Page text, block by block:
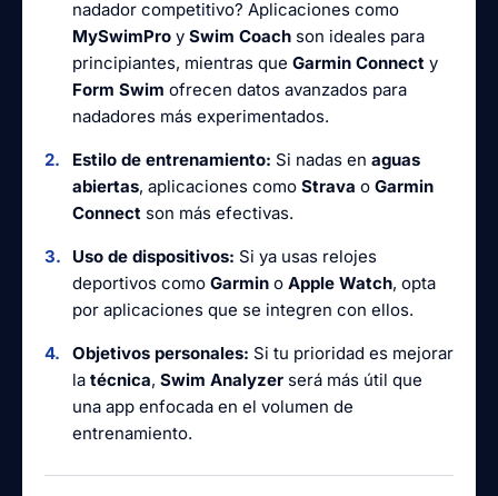
nadador competitivo? Aplicaciones como
MySwimPro y Swim Coach son ideales para
principiantes, mientras que Garmin Connect y
Form Swim ofrecen datos avanzados para
nadadores más experimentados.
Estilo de entrenamiento: Si nadas en aguas
abiertas, aplicaciones como Strava o Garmin
Connect son más efectivas.
Uso de dispositivos: Si ya usas relojes
deportivos como Garmin o Apple Watch, opta
por aplicaciones que se integren con ellos.
Objetivos personales: Si tu prioridad es mejorar
la técnica, Swim Analyzer será más útil que
una app enfocada en el volumen de
entrenamiento.